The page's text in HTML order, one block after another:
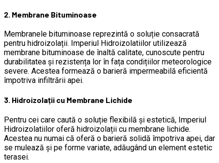
2. Membrane Bituminoase
Membranele bituminoase reprezintă o soluție consacrată
pentru hidroizolații. Imperiul Hidroizolatiilor utilizează
membrane bituminoase de înaltă calitate, cunoscute pentru
durabilitatea și rezistența lor în fața condițiilor meteorologice
severe. Acestea formează o barieră impermeabilă eficientă
împotriva infiltrării apei.
3. Hidroizolații cu Membrane Lichide
Pentru cei care caută o soluție flexibilă și estetică, Imperiul
Hidroizolatiilor oferă hidroizolații cu membrane lichide.
Acestea nu numai că oferă o barieră solidă împotriva apei, dar
se mulează și pe forme variate, adăugând un element estetic
terasei.